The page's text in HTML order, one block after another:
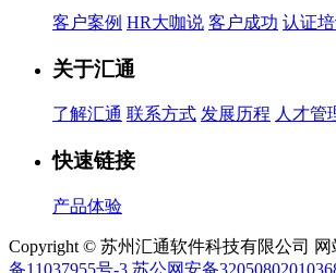
客户案例 HR大咖说 客户成功 认证培
关于汇通
了解汇通 联系方式 发展历程 人才管
快速链接
产品体验
Copyright © 苏州汇通软件科技有限公司 网
备11037955号-3 苏公网安备